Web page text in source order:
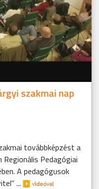
szakmai nap
továbbképzést a
Pedagógiai
A pedagógusok
...